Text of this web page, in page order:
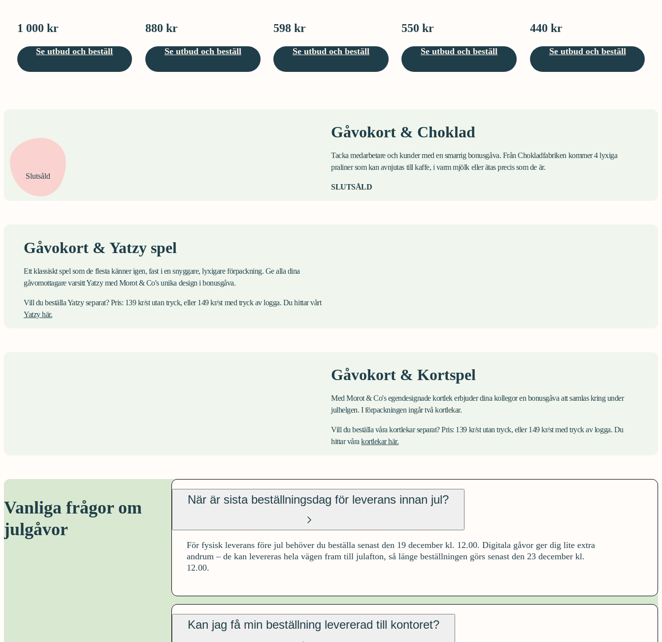
1 000 kr
Se utbud och beställ
880 kr
Se utbud och beställ
598 kr
Se utbud och beställ
550 kr
Se utbud och beställ
440 kr
Se utbud och beställ
Slutsåld
Gåvokort & Choklad
Tacka medarbetare och kunder med en smarrig bonusgåva. Från Chokladfabriken kommer 4 lyxiga
praliner som kan avnjutas till kaffe, i varm mjölk eller ätas precis som de är.
SLUTSÅLD
Gåvokort & Yatzy spel
Ett klassiskt spel som de flesta känner igen, fast i en snyggare, lyxigare förpackning. Ge alla dina
gåvomottagare varsitt Yatzy med Morot & Co's unika design i bonusgåva.
Vill du beställa Yatzy separat? Pris: 139 kr/st utan tryck, eller 149 kr/st med tryck av logga. Du hittar vårt
Yatzy här.
Gåvokort & Kortspel
Med Morot & Co's egendesignade kortlek erbjuder dina kollegor en bonusgåva att samlas kring under
julhelgen. I förpackningen ingår två kortlekar.
Vill du beställa våra kortlekar separat? Pris: 139 kr/st utan tryck, eller 149 kr/st med tryck av logga. Du
hittar vårakortlekar här.
Vanliga frågor om
julgåvor
När är sista beställningsdag för leverans innan jul?
För fysisk leverans före jul behöver du beställa senast den 19 december kl. 12.00. Digitala gåvor ger dig lite extra
andrum – de kan levereras hela vägen fram till julafton, så länge beställningen görs senast den 23 december kl.
12.00.
Kan jag få min beställning levererad till kontoret?